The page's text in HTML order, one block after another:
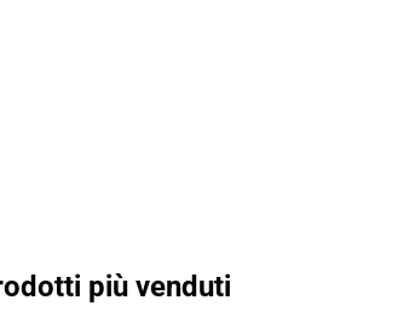
più venduti